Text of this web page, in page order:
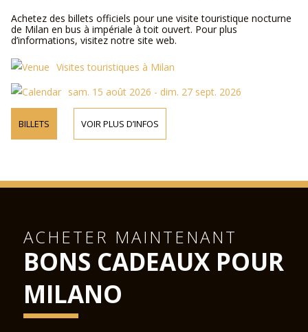
Achetez des billets officiels pour une visite touristique nocturne
de Milan en bus à impériale à toit ouvert. Pour plus
d’informations, visitez notre site web.
Visites touristiques à Milan
sam. 15 août 2026 - dim. 27 sept. 2026
BILLETS VOIR PLUS D’INFOS
ACHETER MAINTENANT
BONS CADEAUX POUR
MILANO